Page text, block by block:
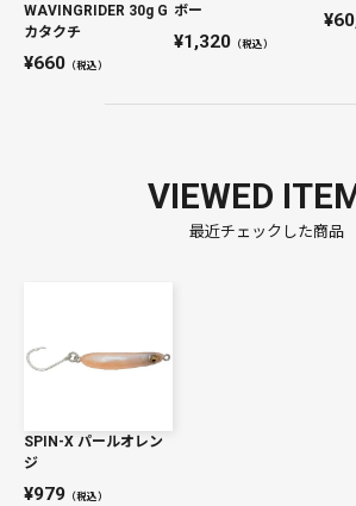
WAVINGRIDER 30g G
カタクチ
660 （税込）
ボー
1,320（税込）
VIEWED
最近チェックした商品
SPIN-X パールオレン
ジ
979 （税込）